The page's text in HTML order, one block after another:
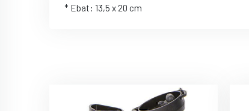
* Ebat: 13,5 x 20 cm